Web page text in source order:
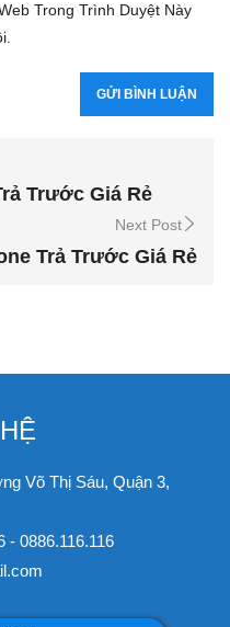
Trong Trình Duyệt Này
Trước Giá Rẻ
Next Post
Trả Trước Giá Rẻ
Võ Thị Sáu, Quận 3,
- 0886.116.116